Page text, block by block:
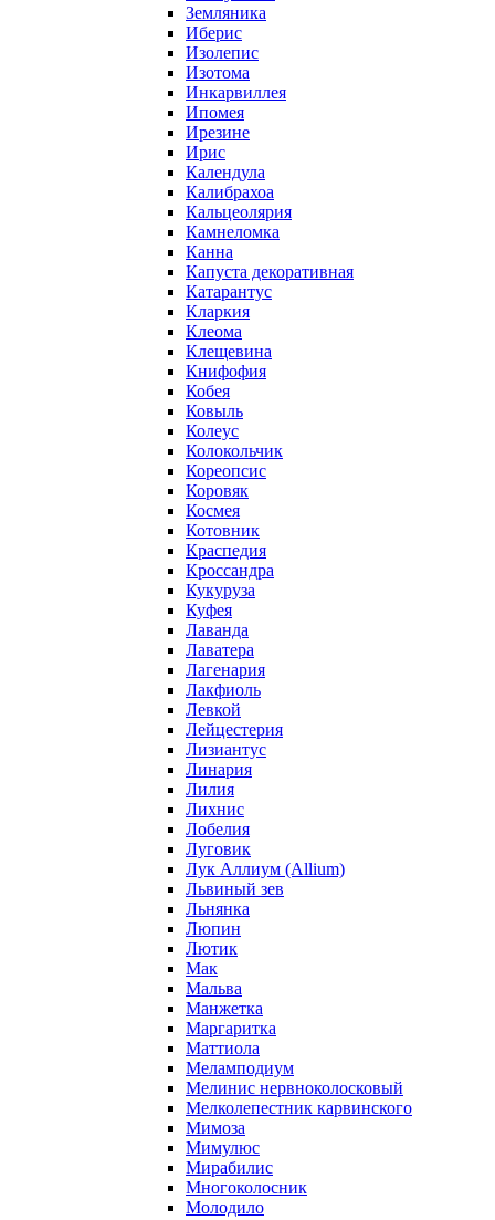
Земляника
Иберис
Изолепис
Изотома
Инкарвиллея
Ипомея
Ирезине
Ирис
Календула
Калибрахоа
Кальцеолярия
Камнеломка
Канна
Капуста декоративная
Катарантус
Кларкия
Клеома
Клещевина
Книфофия
Кобея
Ковыль
Колеус
Колокольчик
Кореопсис
Коровяк
Космея
Котовник
Краспедия
Кроссандра
Кукуруза
Куфея
Лаванда
Лаватера
Лагенария
Лакфиоль
Левкой
Лейцестерия
Лизиантус
Линария
Лилия
Лихнис
Лобелия
Луговик
Лук Аллиум (Allium)
Львиный зев
Льнянка
Люпин
Лютик
Мак
Мальва
Манжетка
Маргаритка
Маттиола
Меламподиум
Мелинис нервноколосковый
Мелколепестник карвинского
Мимоза
Мимулюс
Мирабилис
Многоколосник
Молодило